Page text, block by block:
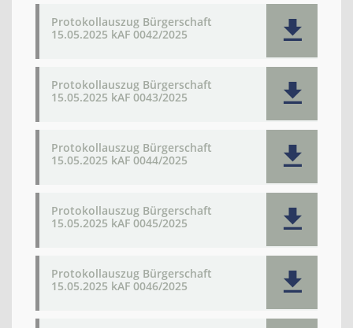
Protokollauszug Bürgerschaft
15.05.2025 kAF 0042/2025
Protokollauszug Bürgerschaft
15.05.2025 kAF 0043/2025
Protokollauszug Bürgerschaft
15.05.2025 kAF 0044/2025
Protokollauszug Bürgerschaft
15.05.2025 kAF 0045/2025
Protokollauszug Bürgerschaft
15.05.2025 kAF 0046/2025